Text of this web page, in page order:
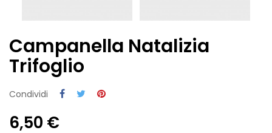
Campanella Natalizia
Trifoglio
Condividi
6,50 €